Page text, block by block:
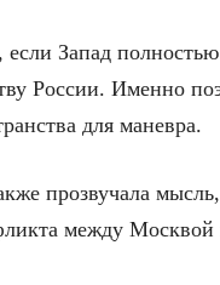
Запад
России. Именно
для маневра.
прозвучала
между